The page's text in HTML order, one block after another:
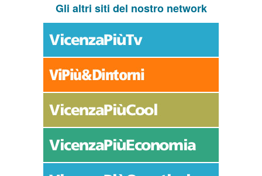
Gli altri siti del nostro network